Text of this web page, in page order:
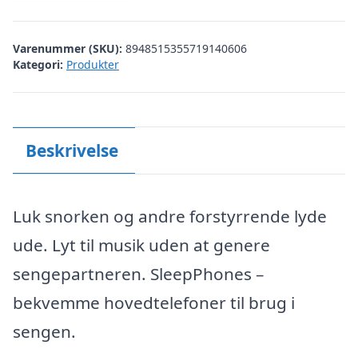
Varenummer (SKU): 8948515355719140606
Kategori: Produkter
Beskrivelse
Luk snorken og andre forstyrrende lyde
ude. Lyt til musik uden at genere
sengepartneren. SleepPhones –
bekvemme hovedtelefoner til brug i
sengen.